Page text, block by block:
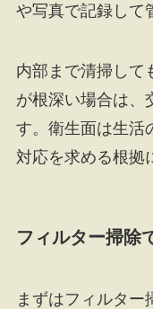
や写真で記録して
内部まで清掃して
が根深い場合は、
す。衛生面は生活
対応を求める根拠
フィルター掃除
まずはフィルター